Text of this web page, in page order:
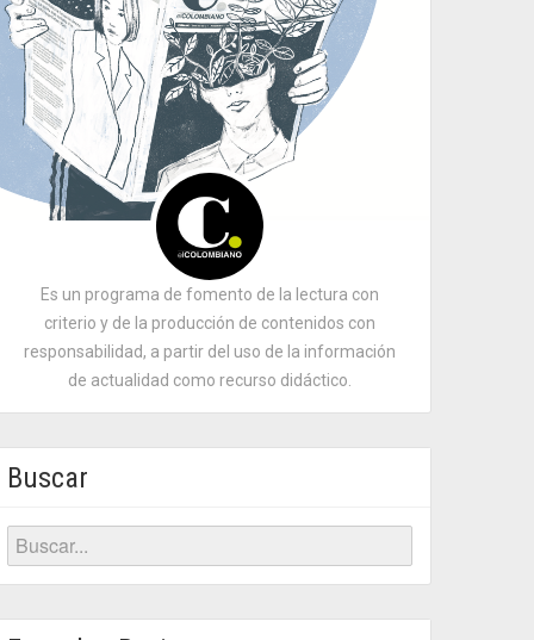
Es un programa de fomento de la lectura con
criterio y de la producción de contenidos con
responsabilidad, a partir del uso de la información
de actualidad como recurso didáctico.
Buscar